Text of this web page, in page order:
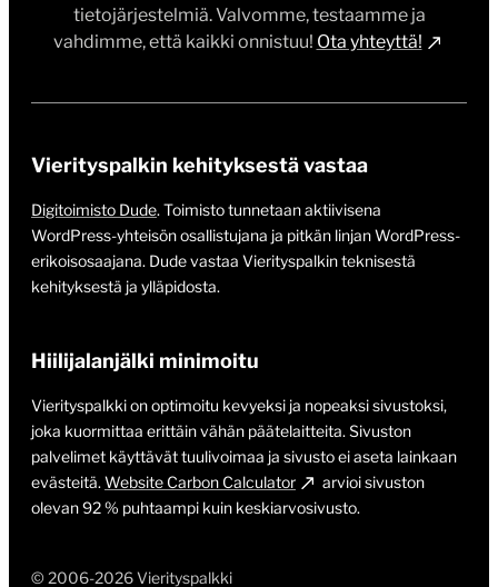
tietojärjestelmiä. Valvomme, testaamme ja
vahdimme, että kaikki onnistuu! Ota yhteyttä!
© 2006-2026 Vierityspalkki
Vierityspalkin kehityksestä vastaa
Digitoimisto Dude. Toimisto tunnetaan aktiivisena
WordPress-yhteisön osallistujana ja pitkän linjan WordPress-
erikoisosaajana. Dude vastaa Vierityspalkin teknisestä
kehityksestä ja ylläpidosta.
Hiilijalanjälki minimoitu
Vierityspalkki on optimoitu kevyeksi ja nopeaksi sivustoksi,
joka kuormittaa erittäin vähän päätelaitteita. Sivuston
palvelimet käyttävät tuulivoimaa ja sivusto ei aseta lainkaan
evästeitä. Website Carbon Calculator
arvioi sivuston
olevan 92 % puhtaampi kuin keskiarvosivusto.